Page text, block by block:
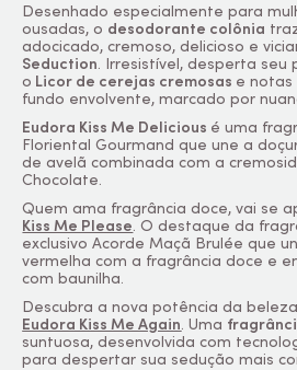
Desenhado especialmente para
ousadas, o desodorante colônia
adocicado, cremoso, delicioso e
Seduction. Irresistível, desperta seu
o Licor de cerejas cremosas e notas
fundo envolvente, marcado por
Eudora Kiss Me Delicious é uma
Floriental Gourmand que une a
de avelã combinada com a
Chocolate.
Quem ama fragrância doce, vai se
Kiss Me Please. O destaque da
exclusivo Acorde Maçã Brulée que
vermelha com a fragrância doce e
com baunilha.
Descubra a nova potência da
Eudora Kiss Me Again. Uma
suntuosa, desenvolvida com
para despertar sua sedução mais